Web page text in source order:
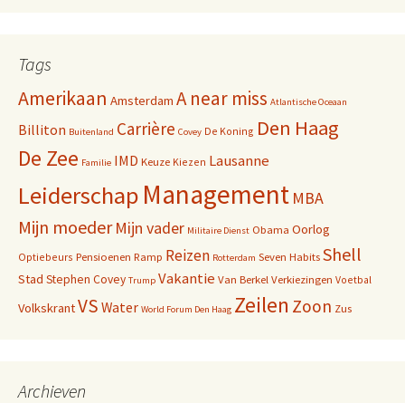
Tags
Amerikaan Amsterdam A near miss Atlantische Oceaan
Billiton Buitenland Carrière Covey De Koning Den Haag
De Zee Familie IMD Keuze Kiezen Lausanne
Leiderschap Management MBA
Mijn moeder Mijn vader Militaire Dienst Obama Oorlog
Optiebeurs Pensioenen Ramp Reizen Rotterdam Seven HabitsShell
Stad Stephen Covey Trump Vakantie Van Berkel Verkiezingen Voetbal
VolkskrantVS Water World Forum Den Haag Zeilen Zoon Zus
Archieven